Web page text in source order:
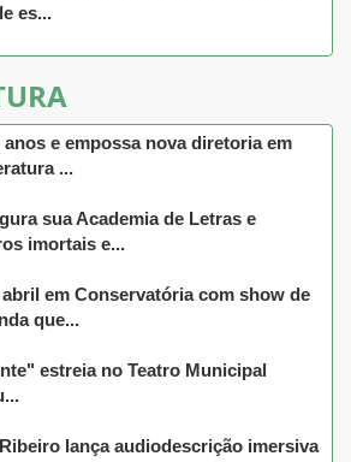
es...
e empossa nova diretoria em
...
sua Academia de Letras e
imortais e...
em Conservatória com show de
que...
estreia no Teatro Municipal
lança audiodescrição imersiva